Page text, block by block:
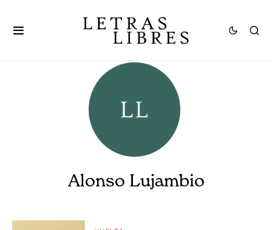
Alonso Lujambio